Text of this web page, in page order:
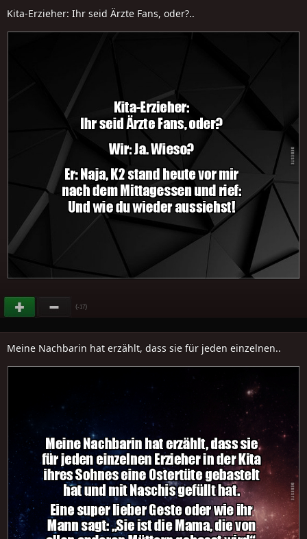
Kita-Erzieher: Ihr seid Ärzte Fans, oder?..
(-17)
Meine Nachbarin hat erzählt, dass sie für jeden einzelnen..